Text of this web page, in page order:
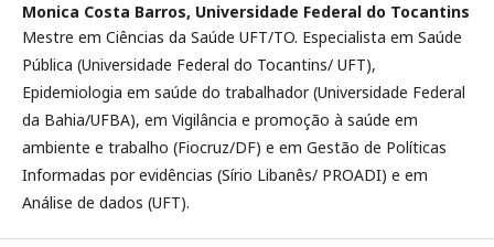
Monica Costa Barros, Universidade Federal do Tocantins
Mestre em Ciências da Saúde UFT/TO. Especialista em Saúde
Pública (Universidade Federal do Tocantins/ UFT),
Epidemiologia em saúde do trabalhador (Universidade Federal
da Bahia/UFBA), em Vigilância e promoção à saúde em
ambiente e trabalho (Fiocruz/DF) e em Gestão de Políticas
Informadas por evidências (Sírio Libanês/ PROADI) e em
Análise de dados (UFT).